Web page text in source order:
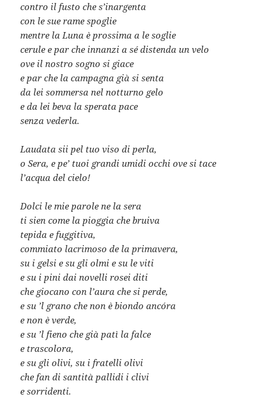
contro il fusto che s’inargenta
con le sue rame spoglie
mentre la Luna è prossima a le soglie
cerule e par che innanzi a sé distenda un velo
ove il nostro sogno si giace
e par che la campagna già si senta
da lei sommersa nel notturno gelo
e da lei beva la sperata pace
senza vederla.
Laudata sii pel tuo viso di perla,
o Sera, e pe’ tuoi grandi umidi occhi ove si tace
l’acqua del cielo!
Dolci le mie parole ne la sera
ti sien come la pioggia che bruiva
tepida e fuggitiva,
commiato lacrimoso de la primavera,
su i gelsi e su gli olmi e su le viti
e su i pini dai novelli rosei diti
che giocano con l’aura che si perde,
e su ’l grano che non è biondo ancóra
e non è verde,
e su ’l fieno che già patì la falce
e trascolora,
e su gli olivi, su i fratelli olivi
che fan di santità pallidi i clivi
e sorridenti.